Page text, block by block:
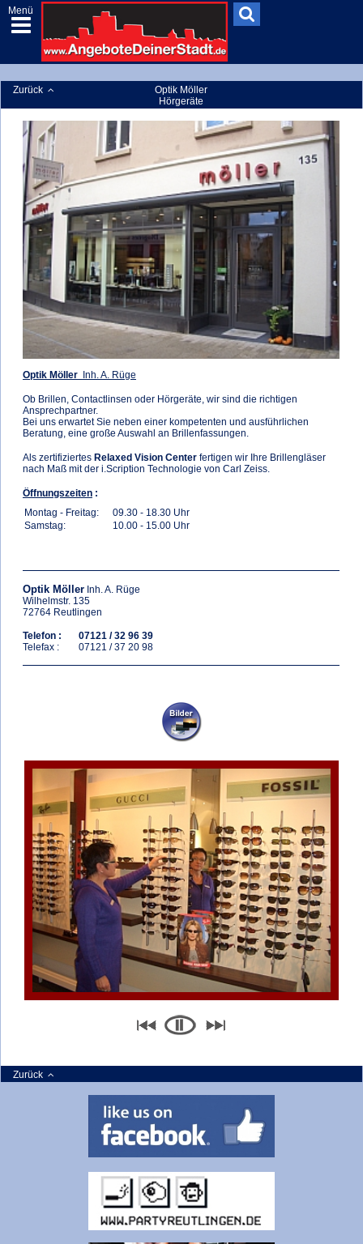
Menü
Zurück
Optik Möller
Hörgeräte
Optik Möller Inh. A. Rüge
Ob Brillen, Contactlinsen oder Hörgeräte, wir sind die richtigen
Ansprechpartner.
Bei uns erwartet Sie neben einer kompetenten und ausführlichen
Beratung, eine große Auswahl an Brillenfassungen.
Als zertifiziertes Relaxed Vision Centerfertigen wir Ihre Brillengläser
nach Maß mit der i.Scription Technologie von Carl Zeiss.
Öffnungszeiten:
Montag - Freitag:
09.30 - 18.30 Uhr
Samstag:
10.00 - 15.00 Uhr
Optik MöllerInh. A. Rüge
Wilhelmstr. 135
72764 Reutlingen
Telefon :
07121 / 32 96 39
Telefax :
07121 / 37 20 98
Zurück